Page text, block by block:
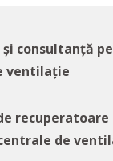
consultanță
ventilație
recuperatoare
de